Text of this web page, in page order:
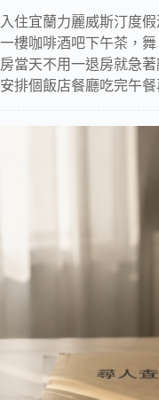
入住宜蘭力麗威斯汀度
一樓咖啡酒吧下午茶，
房當天不用一退房就急
安排個飯店餐廳吃完午